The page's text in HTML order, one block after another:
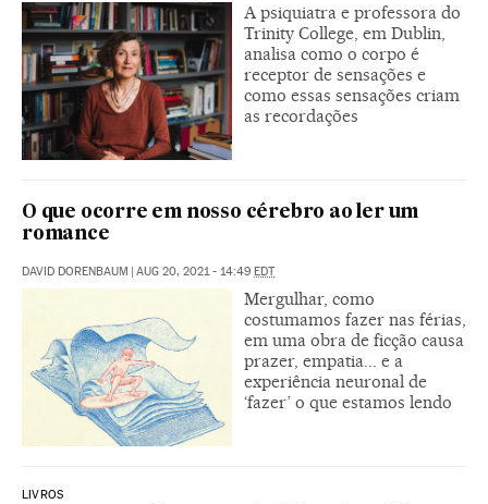
A psiquiatra e professora do
Trinity College, em Dublin,
analisa como o corpo é
receptor de sensações e
como essas sensações criam
as recordações
O que ocorre em nosso cérebro ao ler um
romance
DAVID DORENBAUM | AUG 20, 2021 - 14:49 EDT
Mergulhar, como
costumamos fazer nas férias,
em uma obra de ficção causa
prazer, empatia... e a
experiência neuronal de
‘fazer’ o que estamos lendo
LIVROS